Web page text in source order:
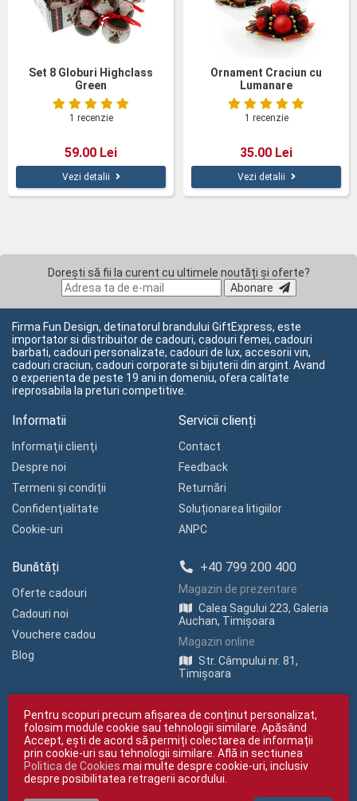
Set 8 Globuri Highclass
Green
1 recenzie
59.00 Lei
Vezi detalii
Ornament Craciun cu
Lumanare
1 recenzie
35.00 Lei
Vezi detalii
Dorești să fii la curent cu ultimele noutăți și oferte?
Abonare
Firma Fun Design, detinatorul brandului GiftExpress, este
importator si distribuitor de cadouri, cadouri femei, cadouri
barbati, cadouri personalizate, cadouri de lux, accesorii vin,
cadouri craciun, cadouri corporate si bijuterii din argint. Avand
o experienta de peste 19 ani in domeniu, ofera calitate
ireprosabila la preturi competitive.
Informatii
Informaţii clienţi
Despre noi
Termeni și condiții
Confidenţialitate
Cookie-uri
Servicii clienți
Contact
Feedback
Returnări
Soluționarea litigiilor
ANPC
Bunătăți
Oferte cadouri
Cadouri noi
Vouchere cadou
Blog
+40 799 200 400
Magazin de prezentare
Calea Sagului 223, Galeria
Auchan, Timișoara
Magazin online
Str. Câmpului nr. 81,
Timișoara
Copyright © giftexpress.ro | Toate drepturile rezervate
giftexpress.ro aparține de Fun Design SRL (CUI RO 15651694, Nr. Reg. Com.
Pentru scopuri precum afișarea de conținut personalizat,
folosim module cookie sau tehnologii similare. Apăsând
Accept, ești de acord să permiți colectarea de informații
prin cookie-uri sau tehnologii similare. Află in sectiunea
Politica de Cookies mai multe despre cookie-uri, inclusiv
despre posibilitatea retragerii acordului.